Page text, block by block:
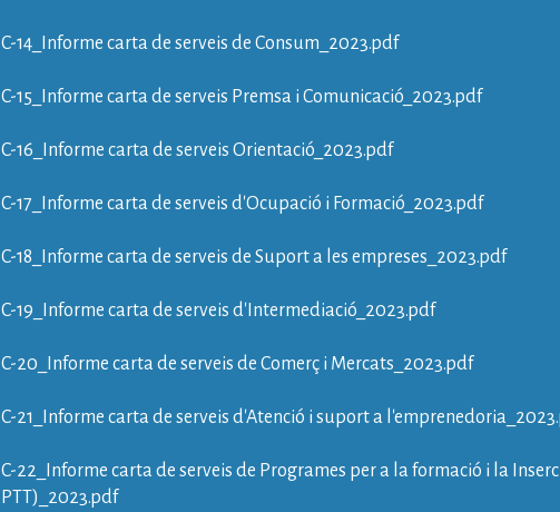
C-14_Informe carta de serveis de Consum_2023.pdf
C-15_Informe carta de serveis Premsa i Comunicació_2023.pdf
C-16_Informe carta de serveis Orientació_2023.pdf
C-17_Informe carta de serveis d'Ocupació i Formació_2023.pdf
C-18_Informe carta de serveis de Suport a les empreses_2023.pdf
C-19_Informe carta de serveis d'Intermediació_2023.pdf
C-20_Informe carta de serveis de Comerç i Mercats_2023.pdf
C-21_Informe carta de serveis d'Atenció i suport a
C-22_Informe carta de serveis de Programes per a la formació i la
PTT)_2023.pdf